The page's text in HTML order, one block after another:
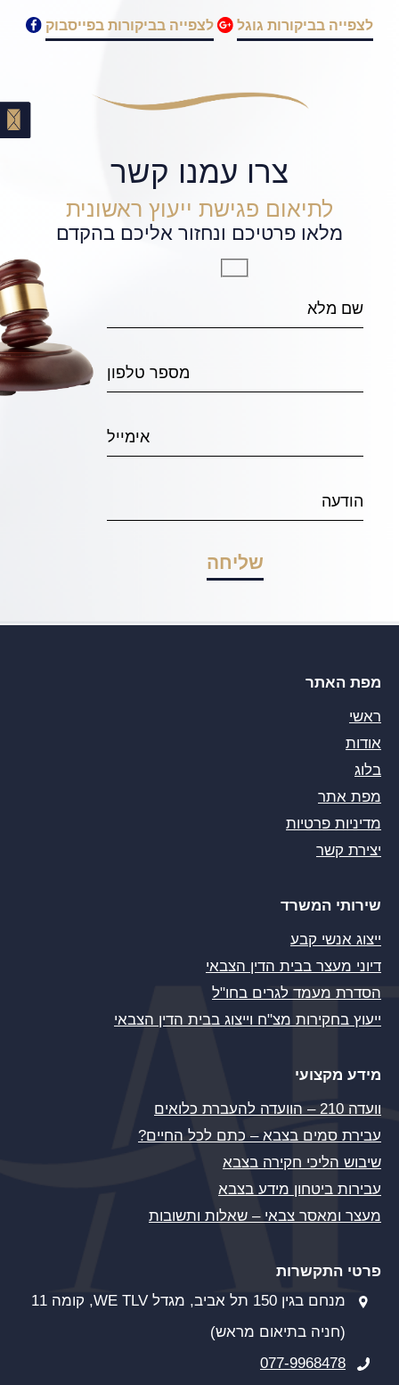
לצפייה בביקורות גוגל לצפייה בביקורות בפייסבוק
צרו עמנו קשר
לתיאום פגישת ייעוץ ראשונית
מלאו פרטיכם ונחזור אליכם בהקדם
מפת האתר
ראשי
אודות
בלוג
מפת אתר
מדיניות פרטיות
יצירת קשר
שירותי המשרד
ייצוג אנשי קבע
דיוני מעצר בבית הדין הצבאי
הסדרת מעמד לגרים בחו"ל
ייעוץ בחקירות מצ"ח וייצוג בבית הדין הצבאי
מידע מקצועי
וועדה 210 – הוועדה להעברת כלואים
עבירת סמים בצבא – כתם לכל החיים?
שיבוש הליכי חקירה בצבא
עבירות ביטחון מידע בצבא
מעצר ומאסר צבאי – שאלות ותשובות
פרטי התקשרות
מנחם בגין 150 תל אביב, מגדל WE TLV, קומה 11
(חניה בתיאום מראש)
077-9968478